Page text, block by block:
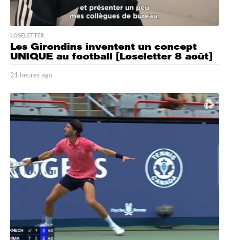
LOSELETTER
Les Girondins inventent un concept
UNIQUE au football [Loseletter 8 août]
21 heures ago
h
e
u
r
s
a
g
o